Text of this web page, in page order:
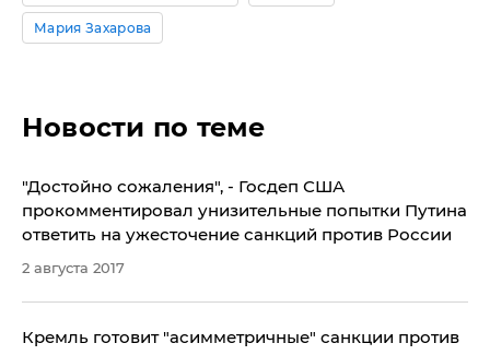
Мария Захарова
Новости по теме
"Достойно сожаления", - Госдеп США
прокомментировал унизительные попытки Путина
ответить на ужесточение санкций против России
2 августа 2017
Кремль готовит "асимметричные" санкции против